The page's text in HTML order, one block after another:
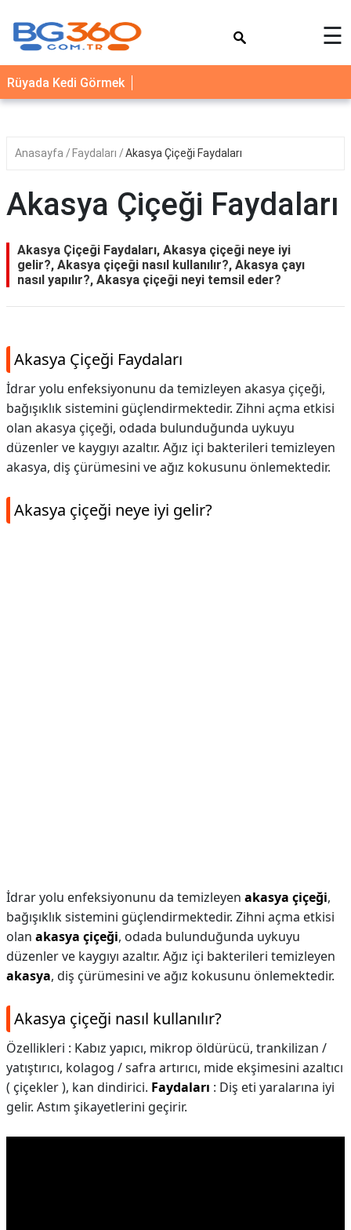
YEMEK
TARİFLERİ
SAĞLIK
☰
Rüyada Kedi Görmek
Anasayfa Faydaları Akasya Çiçeği Faydaları
Akasya Çiçeği Faydaları
Akasya Çiçeği Faydaları, Akasya çiçeği neye iyi
gelir?, Akasya çiçeği nasıl kullanılır?, Akasya çayı
nasıl yapılır?, Akasya çiçeği neyi temsil eder?
Akasya Çiçeği Faydaları
İdrar yolu enfeksiyonunu da temizleyen akasya çiçeği,
bağışıklık sistemini güçlendirmektedir. Zihni açma etkisi
olan akasya çiçeği, odada bulunduğunda uykuyu
düzenler ve kaygıyı azaltır. Ağız içi bakterileri temizleyen
akasya, diş çürümesini ve ağız kokusunu önlemektedir.
Akasya çiçeği neye iyi gelir?
İdrar yolu enfeksiyonunu da temizleyen akasya çiçeği,
bağışıklık sistemini güçlendirmektedir. Zihni açma etkisi
olan akasya çiçeği, odada bulunduğunda uykuyu
düzenler ve kaygıyı azaltır. Ağız içi bakterileri temizleyen
akasya, diş çürümesini ve ağız kokusunu önlemektedir.
Akasya çiçeği nasıl kullanılır?
Özellikleri : Kabız yapıcı, mikrop öldürücü, trankilizan /
yatıştırıcı, kolagog / safra artırıcı, mide ekşimesini azaltıcı
( çiçekler ), kan dindirici. Faydaları : Diş eti yaralarına iyi
gelir. Astım şikayetlerini geçirir.